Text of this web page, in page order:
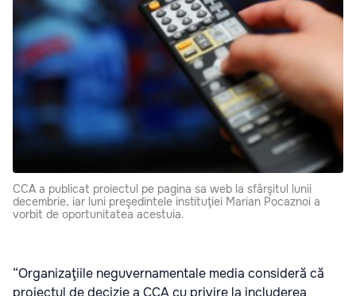
CCA a publicat proiectul pe pagina sa web la sfârşitul lunii
decembrie, iar luni preşedintele instituţiei Marian Pocaznoi a
vorbit de oportunitatea acestuia.
“Organizaţiile neguvernamentale media consideră că
proiectul de decizie a CCA cu privire la includerea